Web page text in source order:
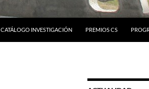
CATÁLOGO INVESTIGACIÓN PREMIOS CS